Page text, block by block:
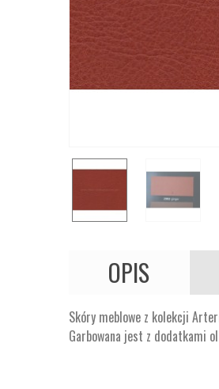
OPIS
Skóry meblowe z kolekcji
Garbowana jest z dodatkami